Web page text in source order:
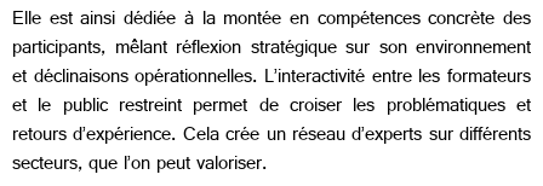
Elle est ainsi dédiée à la montée en compétences concrète des
participants, mêlant réflexion stratégique sur son environnement
et déclinaisons opérationnelles. L’interactivité entre les formateurs
et le public restreint permet de croiser les problématiques et
retours d’expérience. Cela crée un réseau d’experts sur différents
secteurs, que l’on peut valoriser.